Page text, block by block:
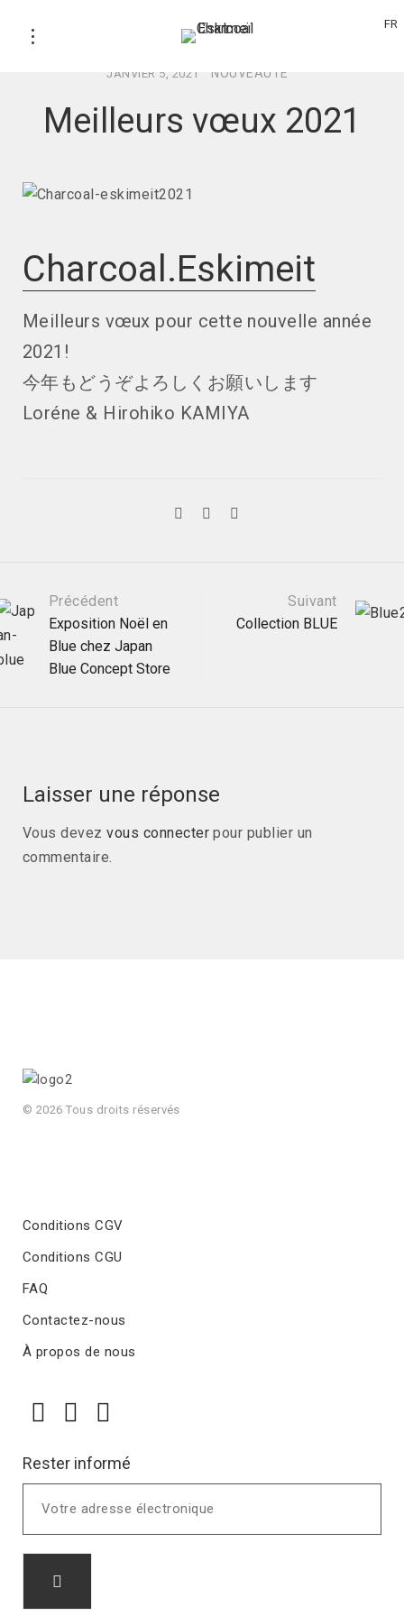
FR
JANVIER 5, 2021 NOUVEAUTE
Meilleurs vœux 2021
Charcoal.Eskimeit
Meilleurs vœux pour cette nouvelle année
2021!
今年もどうぞよろしくお願いします
Loréne & Hirohiko KAMIYA
Précédent
Exposition Noël en
Blue chez Japan
Blue Concept Store
Suivant
Collection BLUE
Laisser une réponse
Vous devezvous connecter pour publier un
commentaire.
© 2026 Tous droits réservés
Conditions CGV
Conditions CGU
FAQ
Contactez-nous
À propos de nous
Rester informé